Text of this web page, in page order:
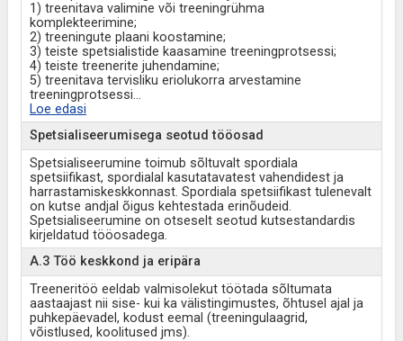
1) treenitava valimine või treeningrühma
komplekteerimine;
2) treeningute plaani koostamine;
3) teiste spetsialistide kaasamine treeningprotsessi;
4) teiste treenerite juhendamine;
5) treenitava tervisliku eriolukorra arvestamine
treeningprotsessi...
Loe edasi
Spetsialiseerumisega seotud tööosad
Spetsialiseerumine toimub sõltuvalt spordiala
spetsiifikast, spordialal kasutatavatest vahendidest ja
harrastamiskeskkonnast. Spordiala spetsiifikast tulenevalt
on kutse andjal õigus kehtestada erinõudeid.
Spetsialiseerumine on otseselt seotud kutsestandardis
kirjeldatud tööosadega.
A.3 Töö keskkond ja eripära
Treeneritöö eeldab valmisolekut töötada sõltumata
aastaajast nii sise- kui ka välistingimustes, õhtusel ajal ja
puhkepäevadel, kodust eemal (treeningulaagrid,
võistlused, koolitused jms).